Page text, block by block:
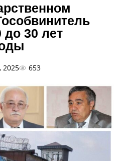
до 30 лет
2025 653